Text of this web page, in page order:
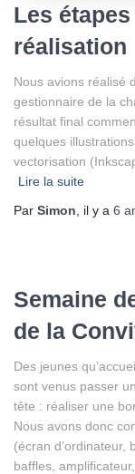
Les
réalisation
Nous avions réalisé
gestionnaire de la
résultat final
quelques
vectorisation
Lire la suite
Par Simon , il y a 6
Semaine
de la
Des jeunes
sont venus passer
tête : réaliser une
Nous avons donc
(écran d’ordinateur,
baffles,